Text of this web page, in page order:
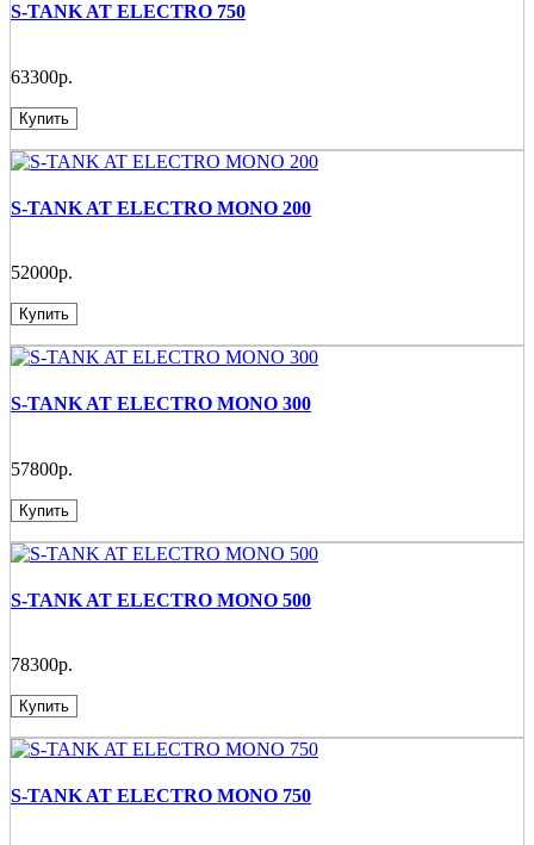
S-TANK AT ELECTRO 750
63300р.
Купить
S-TANK AT ELECTRO MONO 200
52000р.
Купить
S-TANK AT ELECTRO MONO 300
57800р.
Купить
S-TANK AT ELECTRO MONO 500
78300р.
Купить
S-TANK AT ELECTRO MONO 750